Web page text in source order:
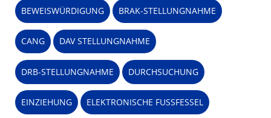
BEWEISWÜRDIGUNG BRAK-STELLUNGNAHME
CANG DAV STELLUNGNAHME
DRB-STELLUNGNAHME DURCHSUCHUNG
EINZIEHUNG ELEKTRONISCHE FUSSFESSEL